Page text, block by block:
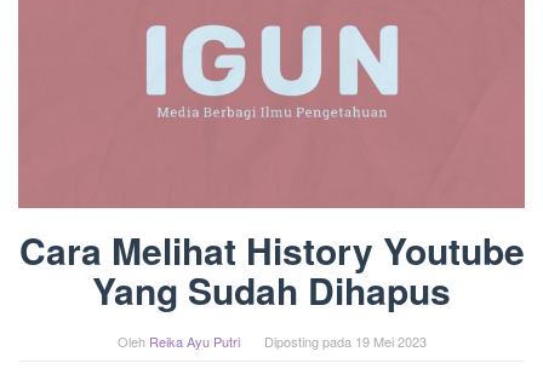
Cara Melihat History Youtube
Yang Sudah Dihapus
Oleh Reika Ayu Putri Diposting pada 19 Mei 2023